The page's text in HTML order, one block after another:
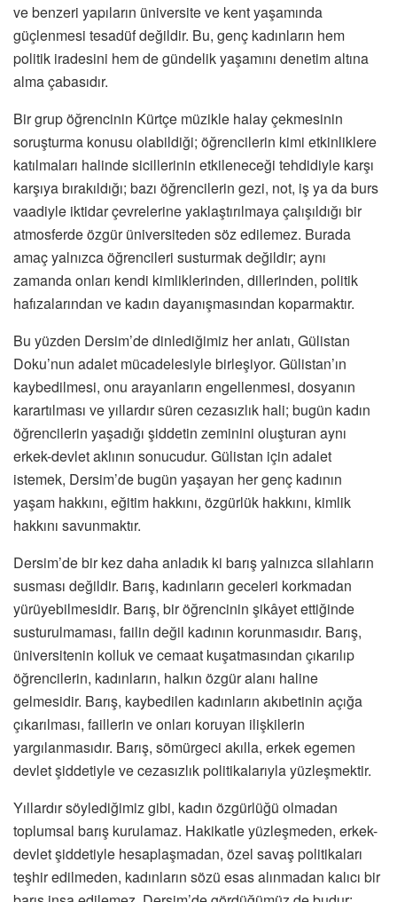
ve benzeri yapıların üniversite ve kent yaşamında
güçlenmesi tesadüf değildir. Bu, genç kadınların hem
politik iradesini hem de gündelik yaşamını denetim altına
alma çabasıdır.
Bir grup öğrencinin Kürtçe müzikle halay çekmesinin
soruşturma konusu olabildiği; öğrencilerin kimi etkinliklere
katılmaları halinde sicillerinin etkileneceği tehdidiyle karşı
karşıya bırakıldığı; bazı öğrencilerin gezi, not, iş ya da burs
vaadiyle iktidar çevrelerine yaklaştırılmaya çalışıldığı bir
atmosferde özgür üniversiteden söz edilemez. Burada
amaç yalnızca öğrencileri susturmak değildir; aynı
zamanda onları kendi kimliklerinden, dillerinden, politik
hafızalarından ve kadın dayanışmasından koparmaktır.
Bu yüzden Dersim’de dinlediğimiz her anlatı, Gülistan
Doku’nun adalet mücadelesiyle birleşiyor. Gülistan’ın
kaybedilmesi, onu arayanların engellenmesi, dosyanın
karartılması ve yıllardır süren cezasızlık hali; bugün kadın
öğrencilerin yaşadığı şiddetin zeminini oluşturan aynı
erkek-devlet aklının sonucudur. Gülistan için adalet
istemek, Dersim’de bugün yaşayan her genç kadının
yaşam hakkını, eğitim hakkını, özgürlük hakkını, kimlik
hakkını savunmaktır.
Dersim’de bir kez daha anladık ki barış yalnızca silahların
susması değildir. Barış, kadınların geceleri korkmadan
yürüyebilmesidir. Barış, bir öğrencinin şikâyet ettiğinde
susturulmaması, failin değil kadının korunmasıdır. Barış,
üniversitenin kolluk ve cemaat kuşatmasından çıkarılıp
öğrencilerin, kadınların, halkın özgür alanı haline
gelmesidir. Barış, kaybedilen kadınların akıbetinin açığa
çıkarılması, faillerin ve onları koruyan ilişkilerin
yargılanmasıdır. Barış, sömürgeci akılla, erkek egemen
devlet şiddetiyle ve cezasızlık politikalarıyla yüzleşmektir.
Yıllardır söylediğimiz gibi, kadın özgürlüğü olmadan
toplumsal barış kurulamaz. Hakikatle yüzleşmeden, erkek-
devlet şiddetiyle hesaplaşmadan, özel savaş politikaları
teşhir edilmeden, kadınların sözü esas alınmadan kalıcı bir